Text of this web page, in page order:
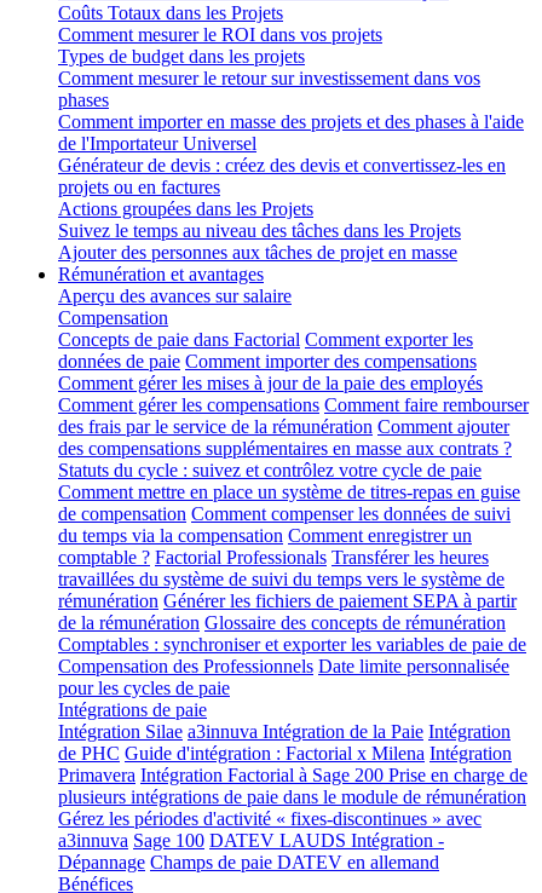
Coûts Totaux dans les Projets
Comment mesurer le ROI dans vos projets
Types de budget dans les projets
Comment mesurer le retour sur investissement dans vos
phases
Comment importer en masse des projets et des phases à l'aide
de l'Importateur Universel
Générateur de devis : créez des devis et convertissez-les en
projets ou en factures
Actions groupées dans les Projets
Suivez le temps au niveau des tâches dans les Projets
Ajouter des personnes aux tâches de projet en masse
Rémunération et avantages
Aperçu des avances sur salaire
Compensation
Concepts de paie dans Factorial Comment exporter les
données de paie Comment importer des compensations
Comment gérer les mises à jour de la paie des employés
Comment gérer les compensations Comment faire rembourser
des frais par le service de la rémunération Comment ajouter
des compensations supplémentaires en masse aux contrats ?
Statuts du cycle : suivez et contrôlez votre cycle de paie
Comment mettre en place un système de titres-repas en guise
de compensation Comment compenser les données de suivi
du temps via la compensation Comment enregistrer un
comptable ? Factorial Professionals Transférer les heures
travaillées du système de suivi du temps vers le système de
rémunération Générer les fichiers de paiement SEPA à partir
de la rémunération Glossaire des concepts de rémunération
Comptables : synchroniser et exporter les variables de paie de
Compensation des Professionnels Date limite personnalisée
pour les cycles de paie
Intégrations de paie
Intégration Silae a3innuva Intégration de la Paie Intégration
de PHC Guide d'intégration : Factorial x Milena Intégration
Primavera Intégration Factorial à Sage 200 Prise en charge de
plusieurs intégrations de paie dans le module de rémunération
Gérez les périodes d'activité « fixes-discontinues » avec
a3innuva Sage 100 DATEV LAUDS Intégration -
Dépannage Champs de paie DATEV en allemand
Bénéfices